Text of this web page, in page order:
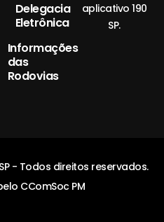
Delegacia
Eletrônica
Informações
das
Rodovias
aplicativo 190
SP.
- Todos direitos reservados.
CComSoc PM